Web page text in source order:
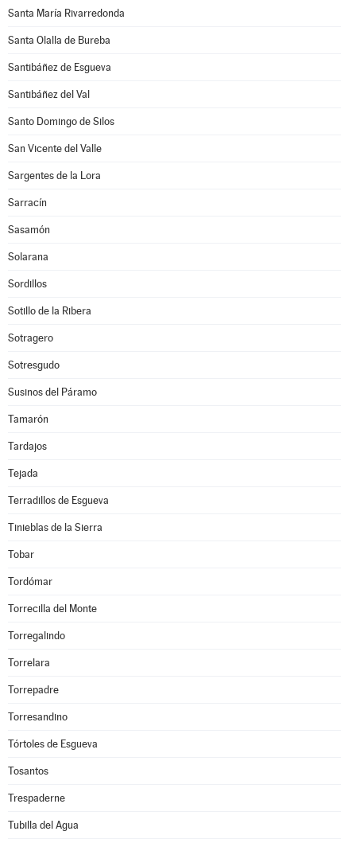
Santa María Rivarredonda
Santa Olalla de Bureba
Santibáñez de Esgueva
Santibáñez del Val
Santo Domingo de Silos
San Vicente del Valle
Sargentes de la Lora
Sarracín
Sasamón
Solarana
Sordillos
Sotillo de la Ribera
Sotragero
Sotresgudo
Susinos del Páramo
Tamarón
Tardajos
Tejada
Terradillos de Esgueva
Tinieblas de la Sierra
Tobar
Tordómar
Torrecilla del Monte
Torregalindo
Torrelara
Torrepadre
Torresandino
Tórtoles de Esgueva
Tosantos
Trespaderne
Tubilla del Agua